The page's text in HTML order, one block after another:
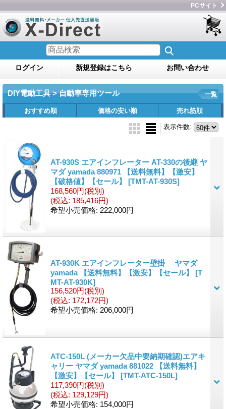
PCサイト
ログイン 新規登録はこちら お問い合わせ
DIY電動工具 > 自動車専用ツール 一覧
おすすめ順 価格の安い順 売れ筋順
表示件数:
AT-930S エアインフレーター AT-330の後継 ヤ
マダ yamada 880971 【送料無料】【激安】
【破格値】【セール】 [TMT-AT-930S]
168,560円(税別)
(税込: 185,416円)
希望小売価格: 222,000円
AT-930K エアインフレーター壁掛 ヤマダ
yamada 【送料無料】【激安】【セール】 [T
MT-AT-930K]
156,520円(税別)
(税込: 172,172円)
希望小売価格: 206,000円
ATC-150L (メーカー欠品中要納期確認)エアキ
ャリー ヤマダ yamada 881022 【送料無料】
【激安】【セール】 [TMT-ATC-150L]
117,390円(税別)
(税込: 129,129円)
希望小売価格: 154,000円